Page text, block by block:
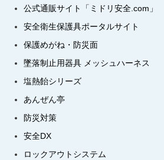
公式通販サイト「ミドリ安全.com」
安全衛生保護具ポータルサイト
保護めがね・防災面
墜落制止用器具 メッシュハーネス
塩熱飴シリーズ
あんぜん亭
防災対策
安全DX
ロックアウトシステム